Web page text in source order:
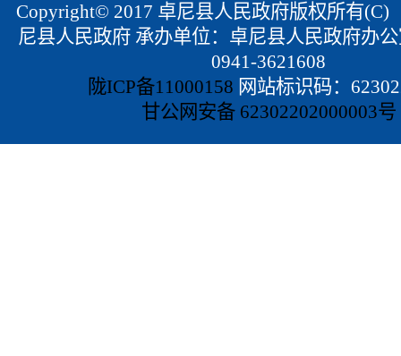
Copyright© 2017 卓尼县人民政府版权所有
尼县人民政府 承办单位：卓尼县人民政府办
0941-3621608
陇ICP备11000158 网站标识码：
甘公网安备 62302202000003号